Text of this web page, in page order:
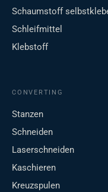
Schaumstoff
Schleifmittel
Klebstoff
CONVERTING
Stanzen
Schneiden
Laserschneiden
Kaschieren
Kreuzspulen